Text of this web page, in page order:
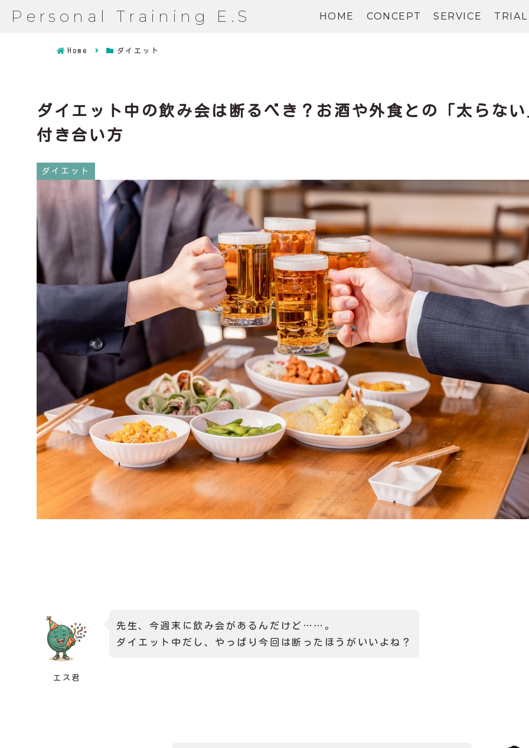
Personal Training E.S HOME CONCEPT SERVICE TRIAL
Home ダイエット
ダイエット中の飲み会は断るべき？お酒や外食との「太らな
付き合い方
ダイエット
エス君
先生、今週末に飲み会があるんだけど……。
ダイエット中だし、やっぱり今回は断ったほうがいいよね？